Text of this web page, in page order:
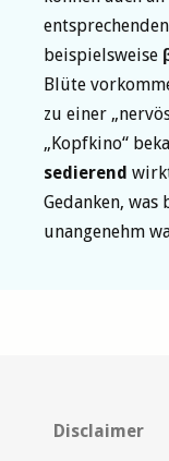
entsprechenden
beispielsweise
Blüte
zu einer
„Kopfkino“
sedierend
Gedanken, was
unangenehm
Disclaimer